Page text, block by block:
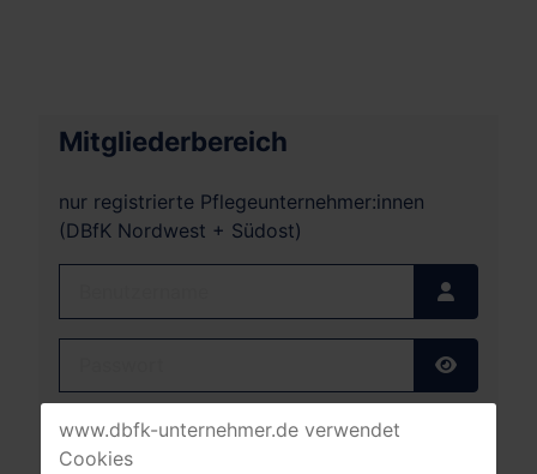
Mitgliederbereich
nur registrierte Pflegeunternehmer:innen
(DBfK Nordwest + Südost)
Angemeldet bleiben
www.dbfk-unternehmer.de verwendet
Cookies